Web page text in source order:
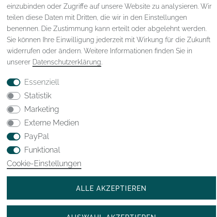
Impressum Daten­schutz­erklärung
* Alle Preisangaben inkl. gesetzl. MwSt
© 2023-2025 WJHK International Trade GmbH
einzubinden oder Zugriffe auf unsere Website zu analysieren. Wir
teilen diese Daten mit Dritten, die wir in den Einstellungen
benennen. Die Zustimmung kann erteilt oder abgelehnt werden.
Sie können Ihre Einwilligung jederzeit mit Wirkung für die Zukunft
widerrufen oder ändern. Weitere Informationen finden Sie in
unserer Daten­schutz­erklärung
Essenziell
Statistik
Marketing
Externe Medien
PayPal
Funktional
Cookie-Einstellungen
ALLE AKZEPTIEREN